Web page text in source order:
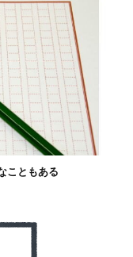
こともある